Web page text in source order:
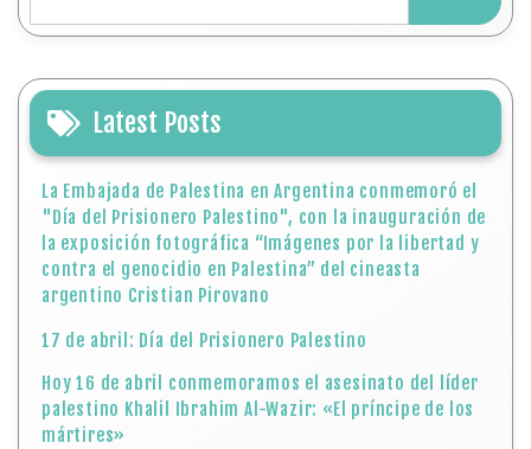
Latest Posts
La Embajada de Palestina en Argentina conmemoró el
"Día del Prisionero Palestino", con la inauguración de
la exposición fotográfica “Imágenes por la libertad y
contra el genocidio en Palestina” del cineasta
argentino Cristian Pirovano
17 de abril: Día del Prisionero Palestino
Hoy 16 de abril conmemoramos el asesinato del líder
palestino Khalil Ibrahim Al-Wazir: «El príncipe de los
mártires»